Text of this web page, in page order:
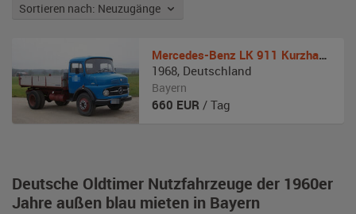
Sortieren nach: Neuzugänge
Deutsche Oldtimer Nutzfahrzeuge der 1960er
Jahre außen blau mieten in Bayern
Mercedes-Benz LK 911 Kurzhauber Kipper
1968, Deutschland
Bayern
660 EUR / Tag